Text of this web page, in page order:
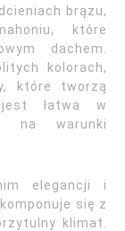
brązu,
które
dachem.
kolorach,
które tworzą
jest łatwa w
na warunki
elegancji i
się z
klimat.